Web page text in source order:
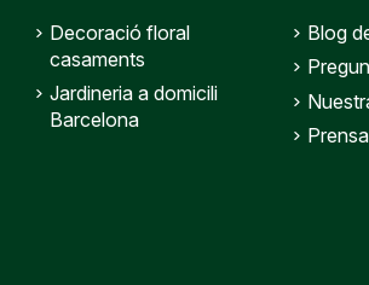
Decoració floral
casaments
Jardineria a domicili
Barcelona
Blog
Prensa